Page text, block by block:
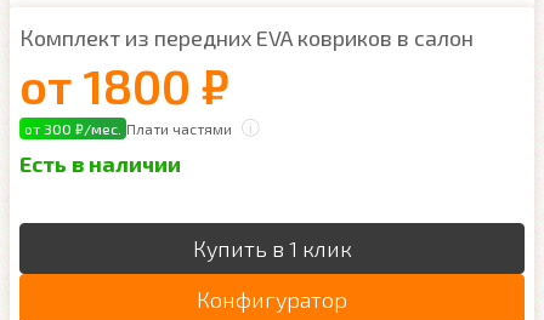
Комплект из передних EVA ковриков в салон
от 1800 ₽
от 300 ₽/мес. Плати частями
Есть в наличии
Купить в 1 клик
Конфигуратор